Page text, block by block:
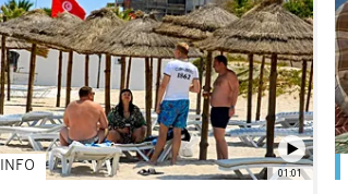
01:01
INFO